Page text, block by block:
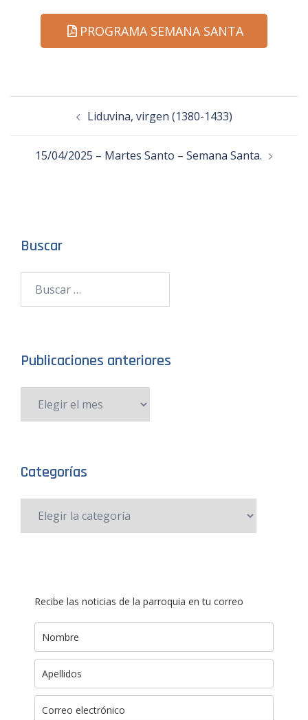
PROGRAMA SEMANA SANTA
Liduvina, virgen (1380-1433)
15/04/2025 – Martes Santo – Semana Santa.
Buscar
Publicaciones anteriores
Categorías
Recibe las noticias de la parroquia en tu correo